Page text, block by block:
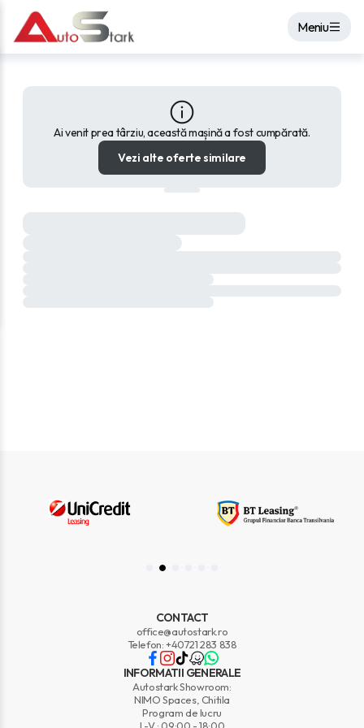
Meniu
Ai venit prea târziu, această mașină a fost cumpărată.
Vezi alte oferte similare
CONTACT
office@autostark.ro
Telefon: +40721 283 838
INFORMATII GENERALE
Autostark Showroom:
NIMO Spaces, Chitila
Program de lucru